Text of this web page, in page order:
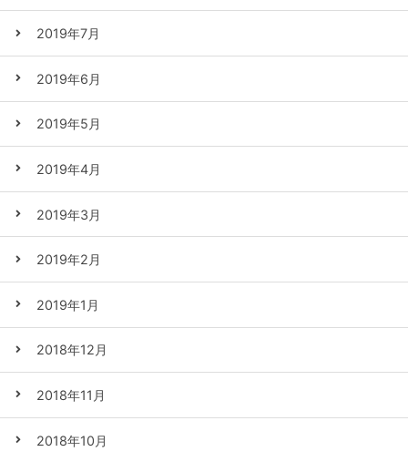
2019年7月
2019年6月
2019年5月
2019年4月
2019年3月
2019年2月
2019年1月
2018年12月
2018年11月
2018年10月